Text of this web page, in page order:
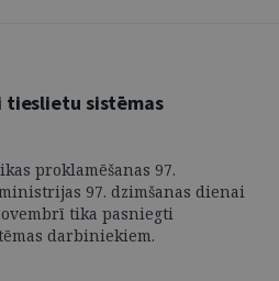
tieslietu sistēmas
proklamēšanas 97.
97. dzimšanas dienai
tika pasniegti
darbiniekiem.